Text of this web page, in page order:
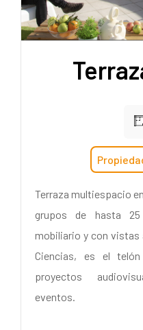
Terraza multiespacio
grupos de hasta 25
mobiliario y con vistas
Ciencias, es el
proyectos
eventos.